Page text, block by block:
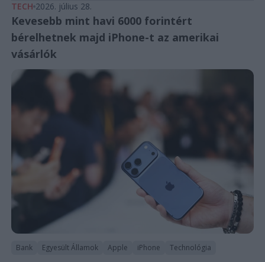
TECH 2026. július 28.
Kevesebb mint havi 6000 forintért
bérelhetnek majd iPhone-t az amerikai
vásárlók
Bank Egyesült Államok Apple iPhone Technológia